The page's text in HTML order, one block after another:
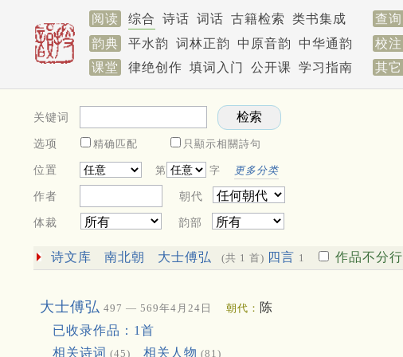
阅读 综合 诗话 词话 古籍检索 类书集成 查询
韵典
平水韵 词林正韵 中原音韵 中华通韵 校注
课堂
律绝创作 填词入门 公开课 学习指南 其它
关键词
选项 精确匹配 只顯示相關詩句
位置 第 字 更多分类
作者 朝代
体裁 韵部
诗文库 南北朝 大士傅弘 (共 1 首) 四言 1 作品不分行
大士傅弘 497 — 569年4月24日 朝代： 陈
已收录作品：1首
相关诗词 (45) 相关人物 (81)